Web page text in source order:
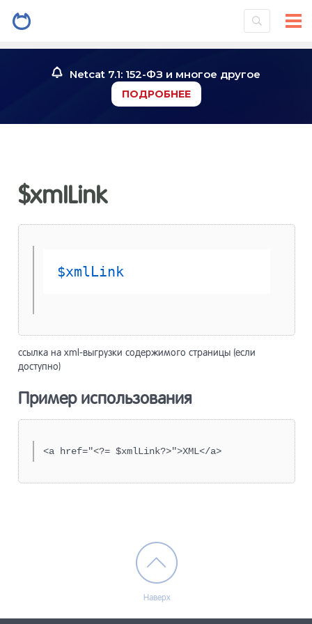
Netcat 7.1: 152-ФЗ и многое другое
ПОДРОБНЕЕ
$xmlLink
$xmlLink
ссылка на xml-выгрузки содержимого страницы (если
доступно)
Пример использования
<a href="<?= $xmlLink?>">XML</a>
Наверх